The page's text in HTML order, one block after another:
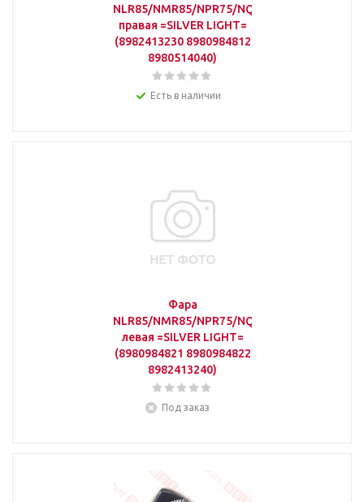
NLR85/NMR85/NPR75/NQR90/F
правая =SILVER LIGHT=
(8982413230 8980984812
8980514040)
Есть в наличии
Фара
NLR85/NMR85/NPR75/NQR90/F
левая =SILVER LIGHT=
(8980984821 8980984822
8982413240)
Под заказ